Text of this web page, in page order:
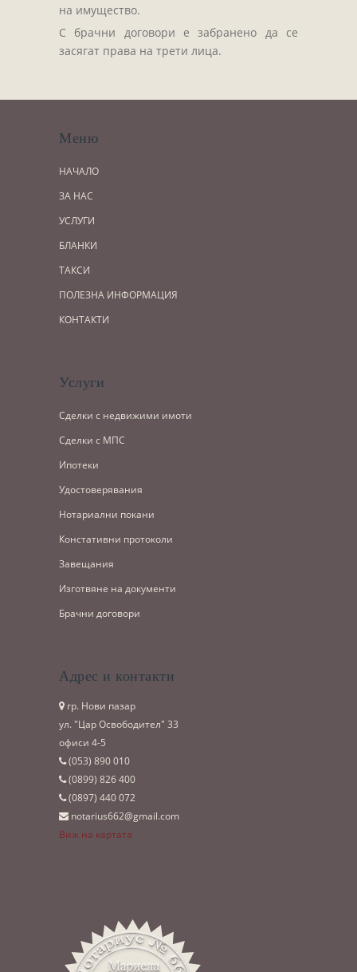
на имущество.
С брачни договори е забранено да се
засягат права на трети лица.
Меню
НАЧАЛО
ЗА НАС
УСЛУГИ
БЛАНКИ
ТАКСИ
ПОЛЕЗНА ИНФОРМАЦИЯ
КОНТАКТИ
Услуги
Сделки с недвижими имоти
Сделки с МПС
Ипотеки
Удостоверявания
Нотариални покани
Констативни протоколи
Завещания
Изготвяне на документи
Брачни договори
Адрес и контакти
гр. Нови пазар
ул. "Цар Освободител" 33
офиси 4-5
(053)­ 890 010
(0899)­ 826 400
(0897)­ 440 072
notarius662@gmail.com
Виж на картата